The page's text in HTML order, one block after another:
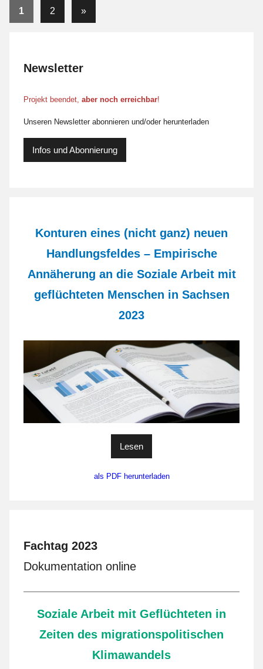
Seitennummerierung
der
1 2
Nächste
»
Newsletter
Projekt beendet, aber noch erreichbar!
Unseren Newsletter abonnieren und/oder herunterladen
Infos und Abonnierung
Konturen eines (nicht ganz) neuen
Handlungsfeldes – Empirische
Annäherung an die Soziale Arbeit mit
geflüchteten Menschen in Sachsen
2023
Lesen
als PDF herunterladen
Fachtag 2023
Dokumentation online
Soziale Arbeit mit Geflüchteten in
Zeiten des migrationspolitischen
Klimawandels